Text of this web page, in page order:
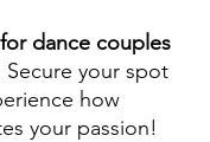
dance couples
Secure your spot
how
your passion!